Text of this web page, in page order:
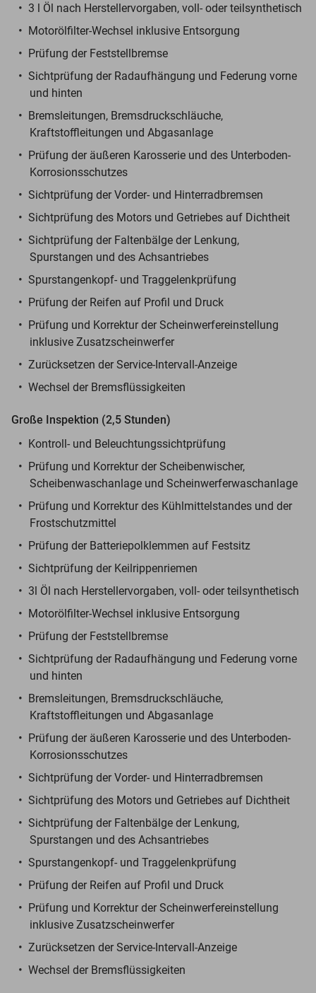
3 l Öl nach Herstellervorgaben, voll- oder teilsynthetisch
Motorölfilter-Wechsel inklusive Entsorgung
Prüfung der Feststellbremse
Sichtprüfung der Radaufhängung und Federung vorne
und hinten
Bremsleitungen, Bremsdruckschläuche,
Kraftstoffleitungen und Abgasanlage
Prüfung der äußeren Karosserie und des Unterboden-
Korrosionsschutzes
Sichtprüfung der Vorder- und Hinterradbremsen
Sichtprüfung des Motors und Getriebes auf Dichtheit
Sichtprüfung der Faltenbälge der Lenkung,
Spurstangen und des Achsantriebes
Spurstangenkopf- und Traggelenkprüfung
Prüfung der Reifen auf Profil und Druck
Prüfung und Korrektur der Scheinwerfereinstellung
inklusive Zusatzscheinwerfer
Zurücksetzen der Service-Intervall-Anzeige
Wechsel der Bremsflüssigkeiten
Große Inspektion (2,5 Stunden)
Kontroll- und Beleuchtungssichtprüfung
Prüfung und Korrektur der Scheibenwischer,
Scheibenwaschanlage und Scheinwerferwaschanlage
Prüfung und Korrektur des Kühlmittelstandes und der
Frostschutzmittel
Prüfung der Batteriepolklemmen auf Festsitz
Sichtprüfung der Keilrippenriemen
3l Öl nach Herstellervorgaben, voll- oder teilsynthetisch
Motorölfilter-Wechsel inklusive Entsorgung
Prüfung der Feststellbremse
Sichtprüfung der Radaufhängung und Federung vorne
und hinten
Bremsleitungen, Bremsdruckschläuche,
Kraftstoffleitungen und Abgasanlage
Prüfung der äußeren Karosserie und des Unterboden-
Korrosionsschutzes
Sichtprüfung der Vorder- und Hinterradbremsen
Sichtprüfung des Motors und Getriebes auf Dichtheit
Sichtprüfung der Faltenbälge der Lenkung,
Spurstangen und des Achsantriebes
Spurstangenkopf- und Traggelenkprüfung
Prüfung der Reifen auf Profil und Druck
Prüfung und Korrektur der Scheinwerfereinstellung
inklusive Zusatzscheinwerfer
Zurücksetzen der Service-Intervall-Anzeige
Wechsel der Bremsflüssigkeiten